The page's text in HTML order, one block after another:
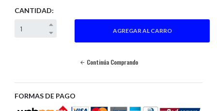
CANTIDAD:
Continúa Comprando
FORMAS DE PAGO